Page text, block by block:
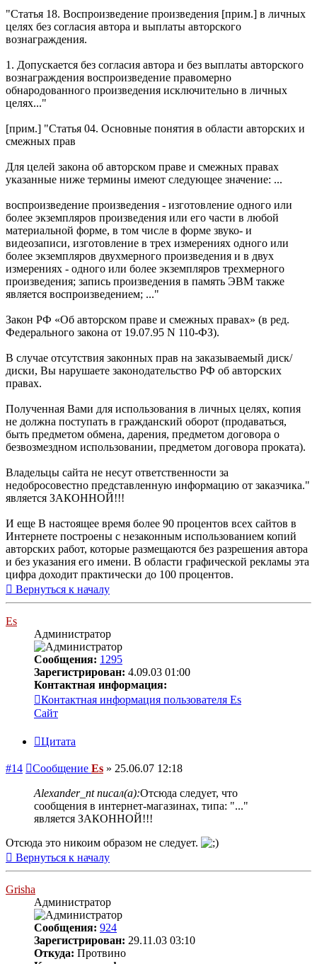
"Статья 18. Воспроизведение произведения [прим.] в личных
целях без согласия автора и выплаты авторского
вознаграждения.
1. Допускается без согласия автора и без выплаты авторского
вознаграждения воспроизведение правомерно
обнародованного произведения исключительно в личных
целях..."
[прим.] "Статья 04. Основные понятия в области авторских и
смежных прав
Для целей закона об авторском праве и смежных правах
указанные ниже термины имеют следующее значение: ...
воспроизведение произведения - изготовление одного или
более экземпляров произведения или его части в любой
материальной форме, в том числе в форме звуко- и
видеозаписи, изготовление в трех измерениях одного или
более экземпляров двухмерного произведения и в двух
измерениях - одного или более экземпляров трехмерного
произведения; запись произведения в память ЭВМ также
является воспроизведением; ..."
Закон РФ «Об авторском праве и смежных правах» (в ред.
Федерального закона от 19.07.95 N 110-ФЗ).
В случае отсутствия законных прав на заказываемый диск/
диски, Вы нарушаете законодательство РФ об авторских
правах.
Полученная Вами для использования в личных целях, копия
не должна поступать в гражданский оборот (продаваться,
быть предметом обмена, дарения, предметом договора о
безвозмездном использовании, предметом договора проката).
Владельцы сайта не несут ответственности за
недобросовестно представленную информацию от заказчика."
является ЗАКОННОЙ!!!
И еще В настоящее время более 90 процентов всех сайтов в
Интернете построены с незаконным использованием копий
авторских работ, которые размещаются без разрешения автора
и без указания его имени. В области графической рекламы эта
цифра доходит практически до 100 процентов.
Вернуться к началу
Es
Администратор
Сообщения: 1295
Зарегистрирован: 4.09.03 01:00
Контактная информация:
Контактная информация пользователя Es
Сайт
Цитата
#14 Сообщение Es » 25.06.07 12:18
Alexander_nt писал(а):Отсюда следует, что
сообщения в интернет-магазинах, типа: "..."
является ЗАКОННОЙ!!!
Отсюда это никоим образом не следует.
Вернуться к началу
Grisha
Администратор
Сообщения: 924
Зарегистрирован: 29.11.03 03:10
Откуда: Протвино